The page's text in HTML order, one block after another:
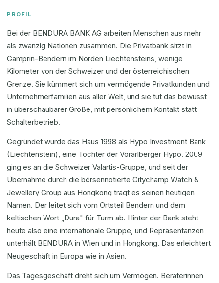
PROFIL
Bei der BENDURA BANK AG arbeiten Menschen aus mehr
als zwanzig Nationen zusammen. Die Privatbank sitzt in
Gamprin-Bendern im Norden Liechtensteins, wenige
Kilometer von der Schweizer und der österreichischen
Grenze. Sie kümmert sich um vermögende Privatkunden und
Unternehmerfamilien aus aller Welt, und sie tut das bewusst
in überschaubarer Größe, mit persönlichem Kontakt statt
Schalterbetrieb.
Gegründet wurde das Haus 1998 als Hypo Investment Bank
(Liechtenstein), eine Tochter der Vorarlberger Hypo. 2009
ging es an die Schweizer Valartis-Gruppe, und seit der
Übernahme durch die börsennotierte Citychamp Watch &
Jewellery Group aus Hongkong trägt es seinen heutigen
Namen. Der leitet sich vom Ortsteil Bendern und dem
keltischen Wort „Dura" für Turm ab. Hinter der Bank steht
heute also eine internationale Gruppe, und Repräsentanzen
unterhält BENDURA in Wien und in Hongkong. Das erleichtert
Neugeschäft in Europa wie in Asien.
Das Tagesgeschäft dreht sich um Vermögen. Beraterinnen